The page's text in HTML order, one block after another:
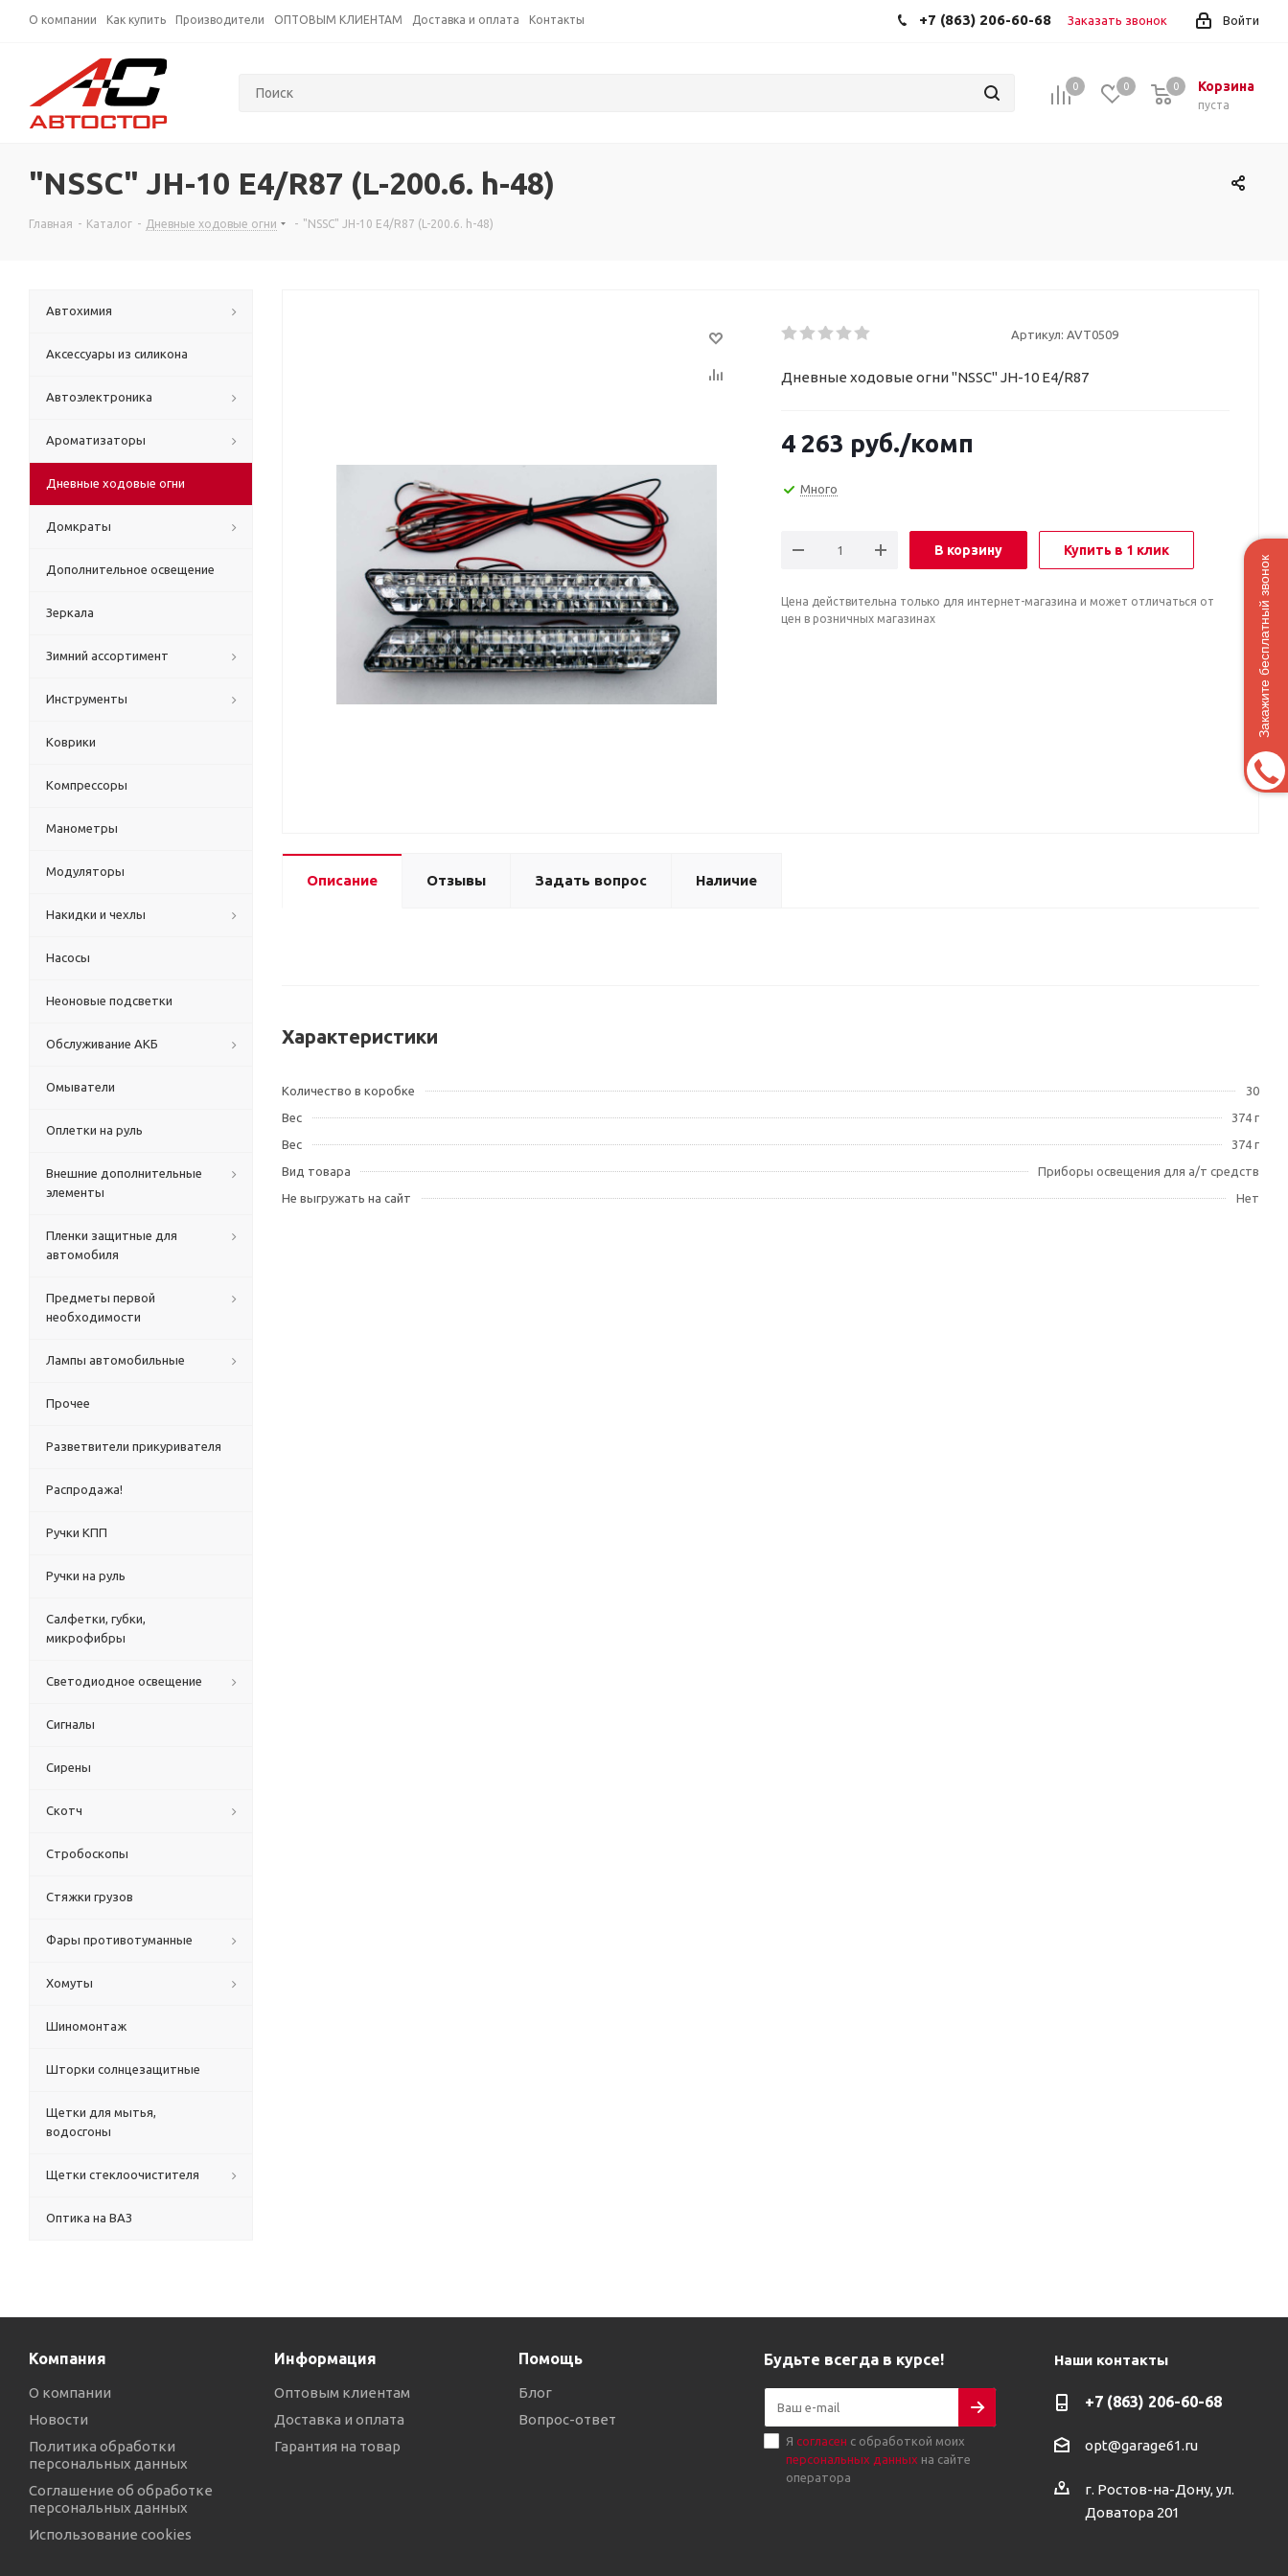
О компании Как купить Производители ОПТОВЫМ КЛИЕНТАМ Доставка и оплата Контакты Войти
+7 (863) 206-60-68 Заказать звонок
0 0 Корзина
пуста
0
"NSSC" JH-10 E4/R87 (L-200.6. h-48)
Главная - Каталог - Дневные ходовые огни - "NSSC" JH-10 E4/R87 (L-200.6. h-48)
Артикул: AVT0509
Дневные ходовые огни "NSSC" JH-10 E4/R87
4 263 руб./комп
Много
В корзину Купить в 1 клик
Цена действительна только для интернет-магазина и может отличаться от
цен в розничных магазинах
Описание Отзывы Задать вопрос Наличие
Характеристики
Количество в коробке
30
Вес
374 г
Вес
374 г
Вид товара
Приборы освещения для а/т средств
Не выгружать на сайт
Нет
Автохимия
Аксессуары из силикона
Автоэлектроника
Ароматизаторы
Дневные ходовые огни
Домкраты
Дополнительное освещение
Зеркала
Зимний ассортимент
Инструменты
Коврики
Компрессоры
Манометры
Модуляторы
Накидки и чехлы
Насосы
Неоновые подсветки
Обслуживание АКБ
Омыватели
Оплетки на руль
Внешние дополнительные
элементы
Пленки защитные для
автомобиля
Предметы первой
необходимости
Лампы автомобильные
Прочее
Разветвители прикуривателя
Распродажа!
Ручки КПП
Ручки на руль
Салфетки, губки,
микрофибры
Светодиодное освещение
Сигналы
Сирены
Скотч
Стробоскопы
Стяжки грузов
Фары противотуманные
Хомуты
Шиномонтаж
Шторки солнцезащитные
Щетки для мытья,
водосгоны
Щетки стеклоочистителя
Оптика на ВАЗ
Компания
О компании
Новости
Политика обработки
персональных данных
Соглашение об обработке
персональных данных
Использование cookies
Информация
Оптовым клиентам
Доставка и оплата
Гарантия на товар
Помощь
Блог
Вопрос-ответ
Будьте всегда в курсе!
Я согласен с обработкой моих
персональных данных на сайте
оператора
Наши контакты
+7 (863) 206-60-68
opt@garage61.ru
г. Ростов-на-Дону, ул.
Доватора 201
Закажите бесплатный звонок